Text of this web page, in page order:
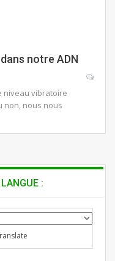
notre ADN
niveau vibratoire
non, nous nous
: